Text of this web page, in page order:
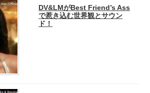
DV&LMがBest Friend’s Ass
で惹き込む世界観とサウン
ド！